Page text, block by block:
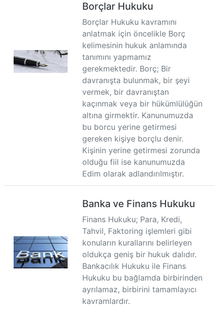
Borçlar Hukuku
Borçlar Hukuku kavramını
anlatmak için öncelikle Borç
kelimesinin hukuk anlamında
tanımını yapmamız
gerekmektedir. Borç; Bir
davranışta bulunmak, bir şeyi
vermek, bir davranıştan
kaçınmak veya bir hükümlülüğün
altına girmektir. Kanunumuzda
bu borcu yerine getirmesi
gereken kişiye borçlu denir.
Kişinin yerine getirmesi zorunda
olduğu fiil ise kanunumuzda
Edim olarak adlandırılmıştır.
Banka ve Finans Hukuku
Finans Hukuku; Para, Kredi,
Tahvil, Faktoring işlemleri gibi
konuların kurallarını belirleyen
oldukça geniş bir hukuk dalıdır.
Bankacılık Hukuku ile Finans
Hukuku bu bağlamda birbirinden
ayrılamaz, birbirini tamamlayıcı
kavramlardır.